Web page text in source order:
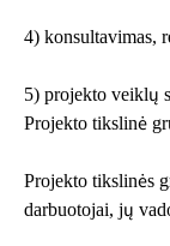
4) konsultavimas,
5) projekto veiklų
Projekto tikslinė
Projekto tikslinės
darbuotojai, jų